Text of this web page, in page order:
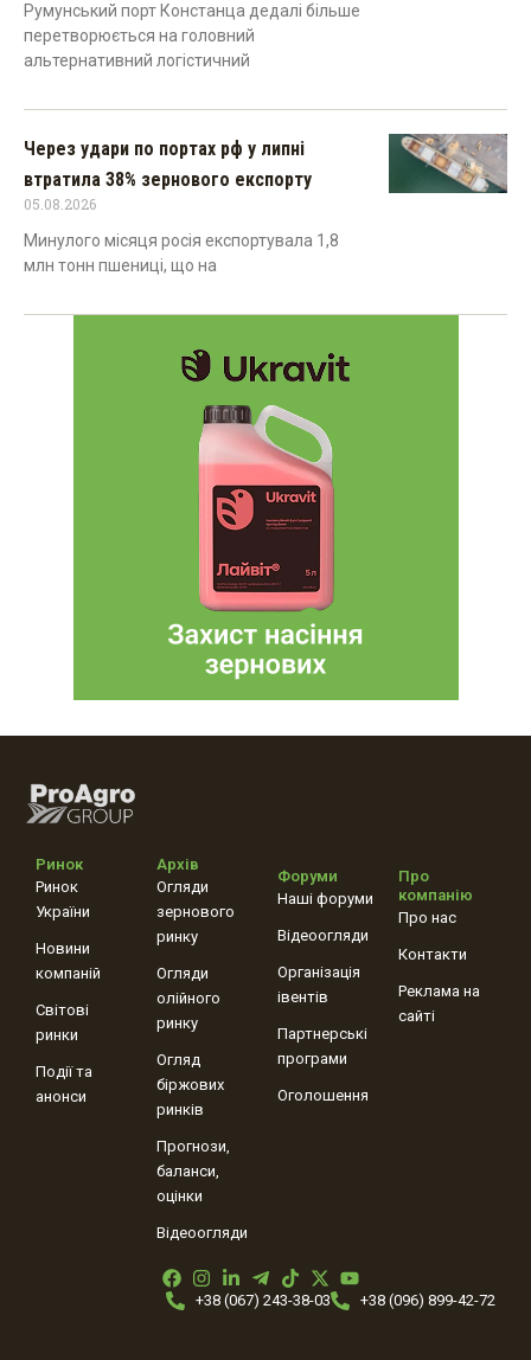
Румунський порт Констанца дедалі більше
перетворюється на головний
альтернативний логістичний
Через удари по портах рф у липні
втратила 38% зернового експорту
05.08.2026
Минулого місяця росія експортувала 1,8
млн тонн пшениці, що на
Ринок
Ринок
України
Новини
компаній
Світові
ринки
Події та
анонси
Архів
Огляди
зернового
ринку
Огляди
олійного
ринку
Огляд
біржових
ринків
Прогнози,
баланси,
оцінки
Відеоогляди
Форуми
Наші форуми
Відеоогляди
Організація
івентів
Партнерські
програми
Оголошення
Про
компанію
Про нас
Контакти
Реклама на
сайті
+38 (067) 243-38-03 +38 (096) 899-42-72